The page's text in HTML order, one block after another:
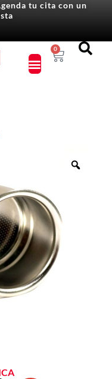
tu cita con un
0